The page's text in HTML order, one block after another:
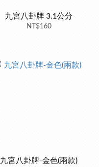
九宮八卦牌 3.1公分
NT$160
九宮八卦牌-金色(兩款)